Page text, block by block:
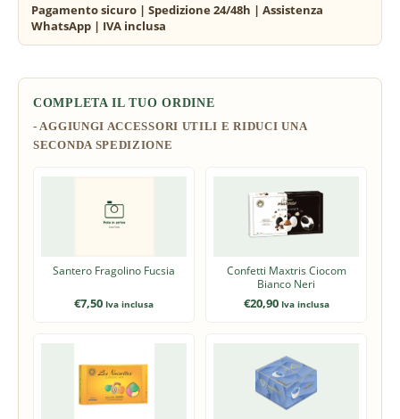
COMPLETA IL TUO ORDINE
Santero Fragolino Fucsia
€7,50 Iva inclusa
Confetti Maxtris Ciocom
Bianco Neri
€20,90 Iva inclusa